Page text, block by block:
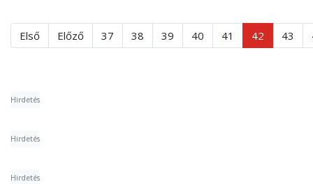
Első Előző 37 38 39 40 41 42 43
Hirdetés
Hirdetés
Hirdetés